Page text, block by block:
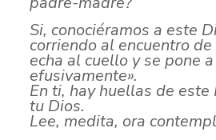
Si, conociéramos a este
corriendo al encuentro
echa al cuello y se pone
efusivamente».
En ti, hay huellas de este
tu Dios.
Lee, medita, ora